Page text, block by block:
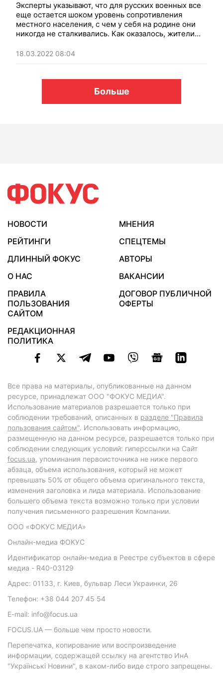
Эксперты указывают, что для русских военных все
еще остается шоком уровень сопротивления
местного населения, с чем у себя на родине они
никогда не сталкивались. Как оказалось, жители
против них, второе — безоружные люди
совершенно не боятся вооруженных солдат.
18.03.2022 08:04
Больше
НОВОСТИ
МНЕНИЯ
РЕЙТИНГИ
СПЕЦТЕМЫ
ДЛИННЫЙ ФОКУС
АВТОРЫ
О НАС
ВАКАНСИИ
ПРАВИЛА
ПОЛЬЗОВАНИЯ
САЙТОМ
ДОГОВОР ПУБЛИЧНОЙ
ОФЕРТЫ
РЕДАКЦИОННАЯ
ПОЛИТИКА
Все права на материалы, опубликованные на данном
ресурсе, принадлежат ООО "ФОКУС МЕДИА".
Использование материалов разрешается только при
соблюдении требований, описанных в разделе "Правила
пользования сайтом". Использовать информацию,
размещенную на данном ресурсе, разрешается только при
соблюдении следующих условий: гиперссылки на Сайт
focus.ua, упоминания первоисточника не ниже первого
абзаца, объема использования, который не может
превышать 50% от общего объема оригинального текста,
изменения заголовка и лида материала. Использование
большего объема текста возможно только при условии
получения письменного разрешения Компании.
ООО «ФОКУС МЕДИА»
Онлайн-медиа ФОКУС
Идентификатор онлайн-медиа в Реестре субъектов в сфере
медиа - R40-03129
Адрес: 01133, г. Киев, бульвар Леси Украинки, 26
Телефон: +38 044 207 45 54
E-mail: info@focus.ua
FOCUS.UA — больше чем просто новости.
Перепечатка, копирование или воспроизведение
информации, содержащей ссылку на агентство ИнА
"Українські Новини", в каком-либо виде строго запрещены.